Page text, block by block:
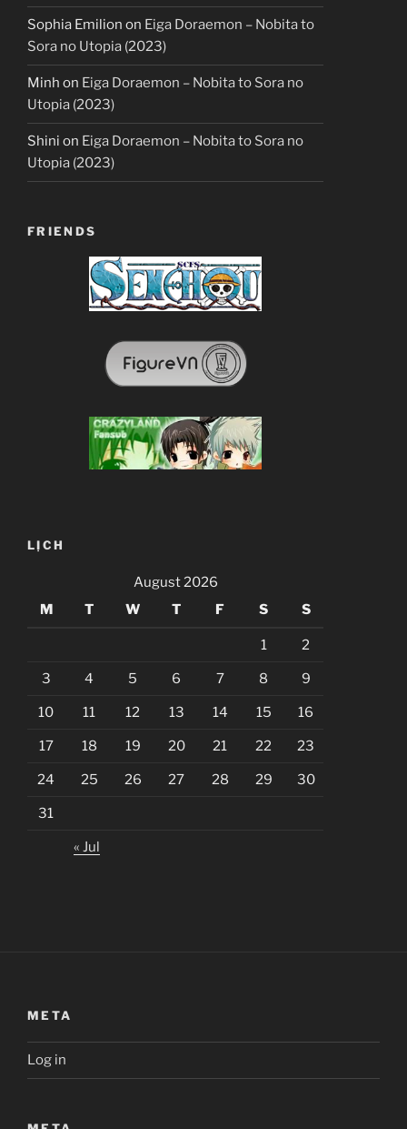
Sophia Emilion on Eiga Doraemon – Nobita to
Sora no Utopia (2023)
Minh on Eiga Doraemon – Nobita to Sora no
Utopia (2023)
Shini on Eiga Doraemon – Nobita to Sora no
Utopia (2023)
FRIENDS
LỊCH
August 2026
M
T W T F S S
1 2
3 4 5 6 7 8 9
10 11 12 13 14 15 16
17 18 19 20 21 22 23
24 25 26 27 28 29 30
31
« Jul
META
Log in